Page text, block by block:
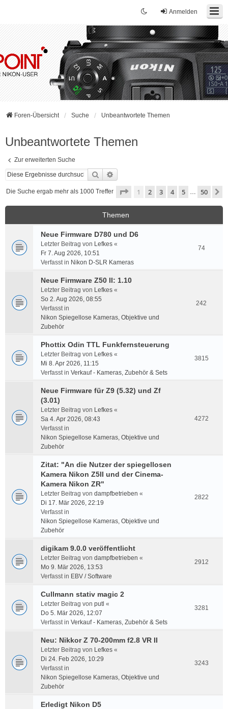
Anmelden
Foren-Übersicht Suche Unbeantwortete Themen
Unbeantwortete Themen
Zur erweiterten Suche
Suche
Die Suche ergab mehr als 1000 Treffer Seite 1von 50
1 2 3 4 5 … 50
Themen
Neue Firmware D780 und D6
Letzter Beitrag von Lefkes «
Fr 7. Aug 2026, 10:51
Verfasst in Nikon D-SLR Kameras
74
Neue Firmware Z50 II: 1.10
Letzter Beitrag von Lefkes «
So 2. Aug 2026, 08:55
Verfasst in
Nikon Spiegellose Kameras, Objektive und
Zubehör
242
Phottix Odin TTL Funkfernsteuerung
Letzter Beitrag von Lefkes «
Mi 8. Apr 2026, 11:15
Verfasst in Verkauf - Kameras, Zubehör & Sets
3815
Neue Firmware für Z9 (5.32) und Zf
(3.01)
Letzter Beitrag von Lefkes «
Sa 4. Apr 2026, 08:43
Verfasst in
Nikon Spiegellose Kameras, Objektive und
Zubehör
4272
Zitat: "An die Nutzer der spiegellosen
Kamera Nikon Z5II und der Cinema-
Kamera Nikon ZR"
Letzter Beitrag von dampfbetrieben «
Di 17. Mär 2026, 22:19
Verfasst in
Nikon Spiegellose Kameras, Objektive und
Zubehör
2822
digikam 9.0.0 veröffentlicht
Letzter Beitrag von dampfbetrieben «
Mo 9. Mär 2026, 13:53
Verfasst in EBV / Software
2912
Cullmann stativ magic 2
Letzter Beitrag von putl «
Do 5. Mär 2026, 12:07
Verfasst in Verkauf - Kameras, Zubehör & Sets
3281
Neu: Nikkor Z 70-200mm f2.8 VR II
Letzter Beitrag von Lefkes «
Di 24. Feb 2026, 10:29
Verfasst in
Nikon Spiegellose Kameras, Objektive und
Zubehör
3243
Erledigt Nikon D5